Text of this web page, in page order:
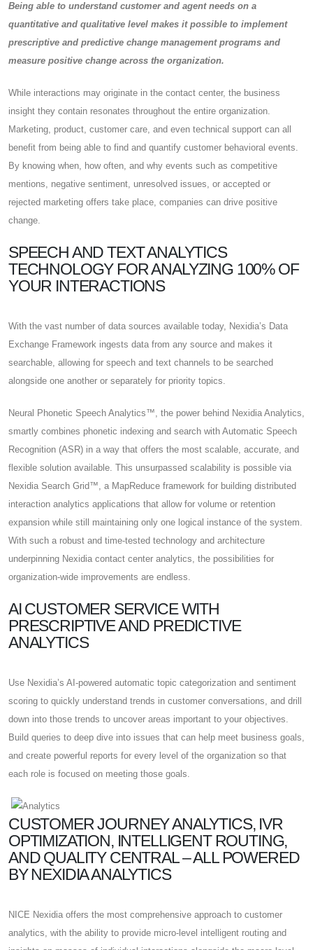
Being able to understand customer and agent needs on a
quantitative and qualitative level makes it possible to implement
prescriptive and predictive change management programs and
measure positive change across the organization.
While interactions may originate in the contact center, the business
insight they contain resonates throughout the entire organization.
Marketing, product, customer care, and even technical support can all
benefit from being able to find and quantify customer behavioral events.
By knowing when, how often, and why events such as competitive
mentions, negative sentiment, unresolved issues, or accepted or
rejected marketing offers take place, companies can drive positive
change.
SPEECH AND TEXT ANALYTICS
TECHNOLOGY FOR ANALYZING 100% OF
YOUR INTERACTIONS​
With the vast number of data sources available today, Nexidia’s Data
Exchange Framework ingests data from any source and makes it
searchable, allowing for speech and text channels to be searched
alongside one another or separately for priority topics.
Neural Phonetic Speech Analytics™, the power behind Nexidia Analytics,
smartly combines phonetic indexing and search with Automatic Speech
Recognition (ASR) in a way that offers the most scalable, accurate, and
flexible solution available. This unsurpassed scalability is possible via
Nexidia Search Grid™, a MapReduce framework for building distributed
interaction analytics applications that allow for volume or retention
expansion while still maintaining only one logical instance of the system.
With such a robust and time-tested technology and architecture
underpinning Nexidia contact center analytics, the possibilities for
organization-wide improvements are endless.
AI CUSTOMER SERVICE WITH
PRESCRIPTIVE AND PREDICTIVE
ANALYTICS
Use Nexidia’s AI-powered automatic topic categorization and sentiment
scoring to quickly understand trends in customer conversations, and drill
down into those trends to uncover areas important to your objectives.
Build queries to deep dive into issues that can help meet business goals,
and create powerful reports for every level of the organization so that
each role is focused on meeting those goals.
CUSTOMER JOURNEY ANALYTICS, IVR
OPTIMIZATION, INTELLIGENT ROUTING,
AND QUALITY CENTRAL – ALL POWERED
BY NEXIDIA ANALYTICS​
NICE Nexidia offers the most comprehensive approach to customer
analytics, with the ability to provide micro-level intelligent routing and